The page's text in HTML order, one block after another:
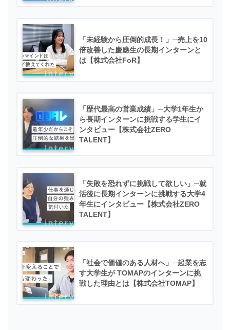
「未経験から圧倒的成長！」─売上を10
倍改善した慶應生の長期インターンと
は【株式会社FoR】
「歴代最高の営業成績」─大学1年生か
ら長期インターンに挑戦する学生にイ
ンタビュー【株式会社ZERO
TALENT】
「失敗を恐れずに挑戦して欲しい」─就
活後に長期インターンに挑戦する大学4
年生にインタビュー【株式会社ZERO
TALENT】
「社会で価値のある人材へ」─起業を志
す大学生が TOMAPのインターンに挑
戦した理由とは【株式会社TOMAP】